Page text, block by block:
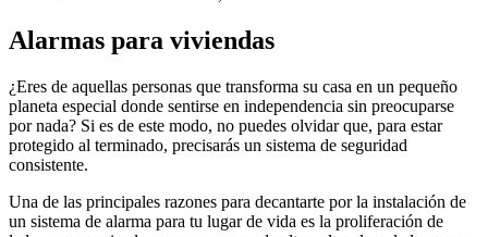
Alarmas para viviendas
¿Eres de aquellas personas que transforma su casa en un pequeño
planeta especial donde sentirse en independencia sin preocuparse
por nada? Si es de este modo, no puedes olvidar que, para estar
protegido al terminado, precisarás un sistema de seguridad
consistente.
Una de las principales razones para decantarte por la instalación de
un sistema de alarma para tu lugar de vida es la proliferación de